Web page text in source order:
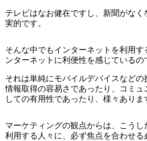
テレビはなお健在ですし、新聞がな
実的です。
そんな中でもインターネットを利用す
ンターネットに利便性を感じているの
それは単純にモバイルデバイスなどの
情報取得の容易さであったり、コミュ
しての有用性であったり、様々ありま
マーケティングの観点からは、こう
利用する人々に、必ず焦点を合わせる